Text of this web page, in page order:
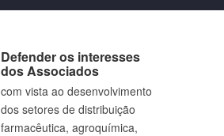
Defender os interesses
dos Associados
com vista ao desenvolvimento
dos setores de distribuição
farmacêutica, agroquímica,